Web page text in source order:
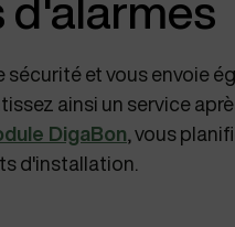
et vous envoie
ainsi un service
DigaBon, vous
d'installation.